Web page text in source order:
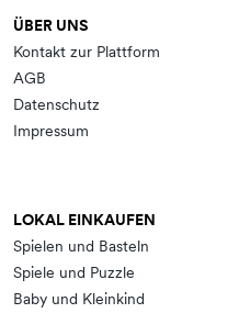
ÜBER UNS
Kontakt zur Plattform
AGB
Datenschutz
Impressum
LOKAL EINKAUFEN
Spielen und Basteln
Spiele und Puzzle
Baby und Kleinkind